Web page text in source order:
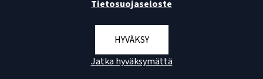
Tietosuojaseloste
HYVÄKSY
Jatka hyväksymättä